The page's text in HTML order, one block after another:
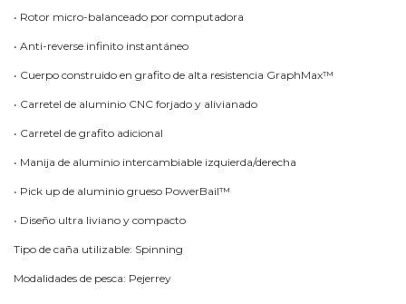
• Rotor micro-balanceado por computadora
• Anti-reverse infinito instantáneo
• Cuerpo construido en grafito de alta resistencia GraphMax™
• Carretel de aluminio CNC forjado y alivianado
• Carretel de grafito adicional
• Manija de aluminio intercambiable izquierda/derecha
• Pick up de aluminio grueso PowerBail™
• Diseño ultra liviano y compacto
Tipo de caña utilizable: Spinning
Modalidades de pesca: Pejerrey